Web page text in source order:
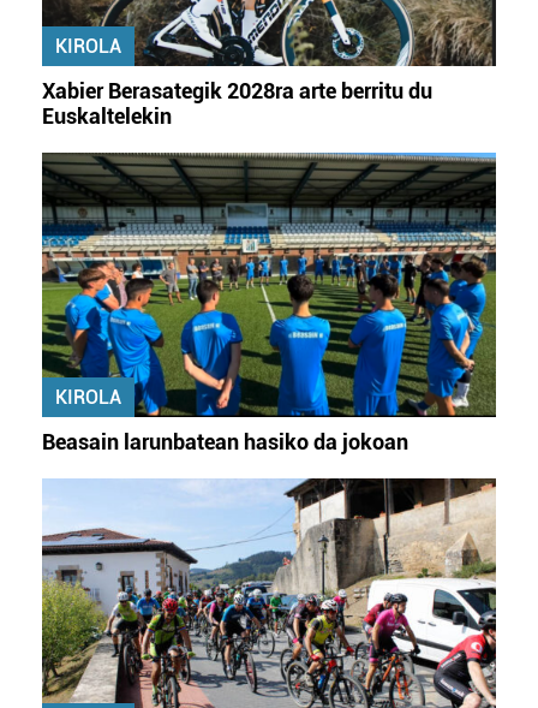
KIROLA
Xabier Berasategik 2028ra arte berritu du
Euskaltelekin
KIROLA
Beasain larunbatean hasiko da jokoan